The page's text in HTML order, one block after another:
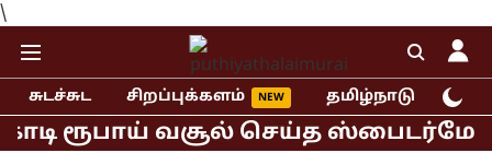
\
சுடச்சுட சிறப்புக்களம் தமிழ்நாடு
ரூபாய் வசூல் செய்த ஸ்பைடர்மேன்